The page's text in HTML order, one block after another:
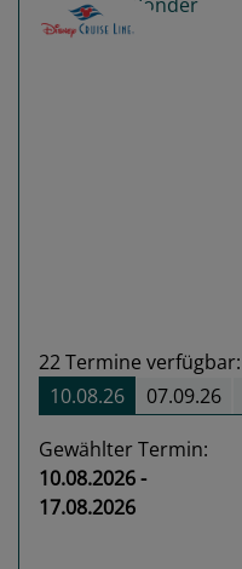
22Termine verfügbar:
10.08.26
07.09.26
Gewählter Termin:
10.08.2026 -
17.08.2026